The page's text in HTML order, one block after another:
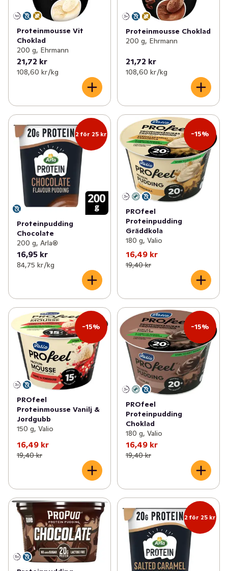
Proteinmousse Vit
Choklad
200 g, Ehrmann
21,72 kr
108,60 kr /kg
Proteinmousse Choklad
200 g, Ehrmann
21,72 kr
108,60 kr /kg
2 för 25 kr
Proteinpudding
Chocolate
200 g, Arla®
16,95 kr
84,75 kr /kg
-15%
PROfeel
Proteinpudding
Gräddkola
180 g, Valio
16,49 kr
19,40 kr
-15%
PROfeel
Proteinmousse Vanilj &
Jordgubb
150 g, Valio
16,49 kr
19,40 kr
-15%
PROfeel
Proteinpudding
Choklad
180 g, Valio
16,49 kr
19,40 kr
2 för 25 kr